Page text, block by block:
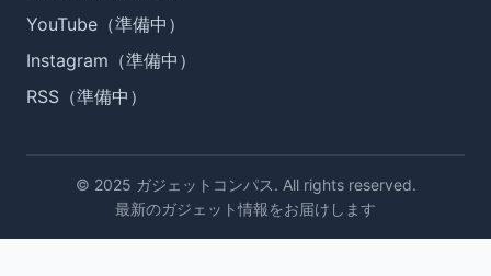
YouTube（準備中）
Instagram（準備中）
RSS（準備中）
© 2025 ガジェットコンパス. All rights reserved.
最新のガジェット情報をお届けします